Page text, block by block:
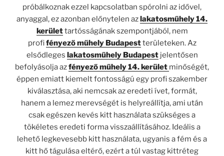
próbálkoznak ezzel kapcsolatban spórolni az idővel,
anyaggal, ez azonban előnytelen azlakatosműhely 14.
kerülettartósságának szempontjából, nem
profifényező műhely Budapestterületeken. Az
elsődleges lakatosműhely Budapestjelentősen
befolyásolja azfényező műhely 14. kerület minőségét,
éppen emiatt kiemelt fontosságú egy profi szakember
kiválasztása, aki nemcsak az eredeti ívet, formát,
hanem a lemez merevségét is helyreállítja, ami után
csak egészen kevés kitt használata szükséges a
tökéletes eredeti forma visszaállításához. Ideális a
lehető legkevesebb kitt használata, ugyanis a fém és a
kitt hő tágulása eltérő, ezért a túl vastag kittréteg